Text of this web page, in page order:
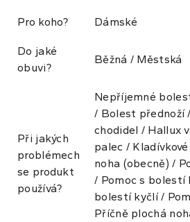
Pro koho? Dámské
Do jaké
obuvi?
Běžná / Městská
Při jakých
problémech
se produkt
používá?
Nepříjemné
/ Bolest přednoží
chodidel / Hallux
palec /
noha (obecně) /
/ Pomoc s bolestí
bolestí kyčlí /
Příčně plochá